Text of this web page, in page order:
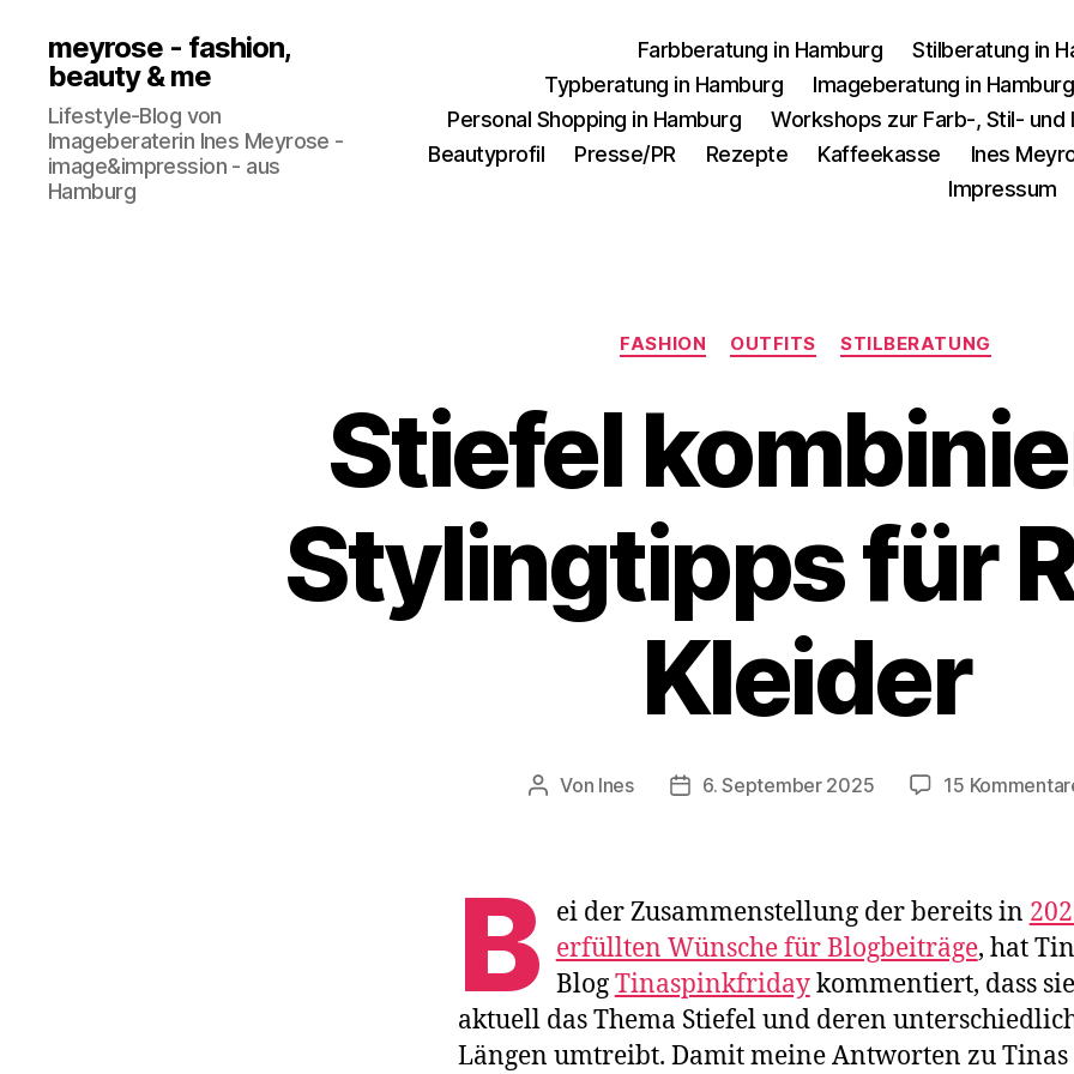
meyrose - fashion,
beauty & me
Lifestyle-Blog von
Imageberaterin Ines Meyrose -
image&impression - aus
Hamburg
Farbberatung in Hamburg Stilberatung in
Typberatung in Hamburg
Imageberatung in Hamburg
Personal Shopping in Hamburg
Workshops zur Farb-, Stil- und
Beautyprofil
Presse/PR Rezepte Kaffeekasse Ines
Impressum
Kategorien
FASHION OUTFITS STILBERATUNG
Stiefel
Stylingtipps für
Kleider
Beitragsautor
Von Ines Veröffentlichungsdatum
6. September 2025 15
B ei der Zusammenstellung der bereits in
erfüllten Wünsche für Blogbeiträge, hat
BlogTinaspinkfridaykommentiert, dass sie
aktuell das Thema Stiefel und deren
Längen umtreibt. Damit meine Antworten zu Tinas